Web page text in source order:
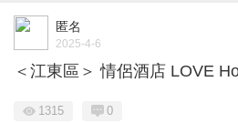
匿名
2025-4-6
＜江東區＞ 情侶酒店 LOVE
1315 0